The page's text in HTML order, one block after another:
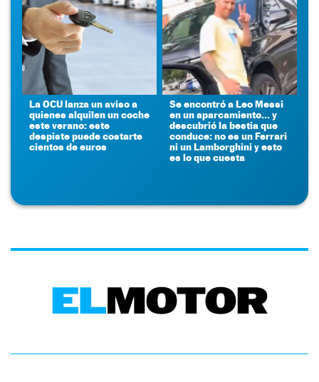
La OCU lanza un aviso a
quienes alquilen un coche
este verano: este
despiste puede costarte
cientos de euros
Se encontró a Leo Messi
en un aparcamiento... y
descubrió la bestia que
conduce: no es un Ferrari
ni un Lamborghini y esto
es lo que cuesta